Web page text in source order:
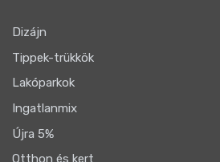
Dizájn
Tippek-trükkök
Lakóparkok
Ingatlanmix
Újra 5%